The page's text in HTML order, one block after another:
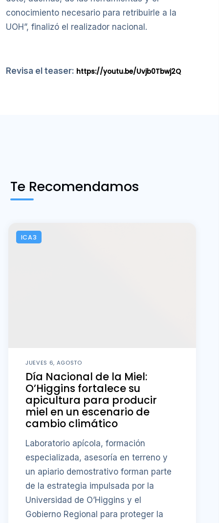
conocimiento necesario para retribuirle a la
UOH”, finalizó el realizador nacional.
Revisa el teaser: https://youtu.be/Uvjb0Tbwj2Q
Te Recomendamos
ICA3
JUEVES 6, AGOSTO
Día Nacional de la Miel:
O’Higgins fortalece su
apicultura para producir
miel en un escenario de
cambio climático
Laboratorio apícola, formación
especializada, asesoría en terreno y
un apiario demostrativo forman parte
de la estrategia impulsada por la
Universidad de O’Higgins y el
Gobierno Regional para proteger la